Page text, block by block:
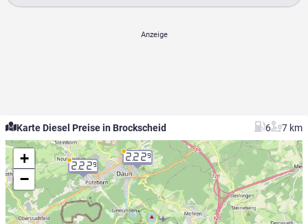
Karte Diesel Preise in Brockscheid 6 7 km
2.229
2.229
+
−